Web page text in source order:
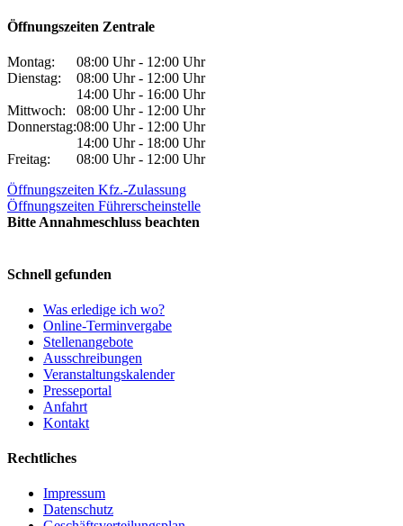
Öffnungszeiten Zentrale
Montag:
08:00 Uhr - 12:00 Uhr
Dienstag:
08:00 Uhr - 12:00 Uhr
14:00 Uhr - 16:00 Uhr
Mittwoch:
08:00 Uhr - 12:00 Uhr
Donnerstag:08:00 Uhr - 12:00 Uhr
14:00 Uhr - 18:00 Uhr
Freitag:
08:00 Uhr - 12:00 Uhr
Öffnungszeiten Kfz.-Zulassung
Öffnungszeiten Führerscheinstelle
Bitte Annahmeschluss beachten
Schnell gefunden
Was erledige ich wo?
Online-Terminvergabe
Stellenangebote
Ausschreibungen
Veranstaltungskalender
Presseportal
Anfahrt
Kontakt
Rechtliches
Impressum
Datenschutz